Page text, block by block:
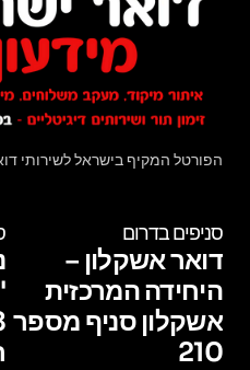
הפורטל המקיף בישראל לשירותי
סניפים בדרום
דואר אשקלון –
היחידה המרכזית
אשקלון סניף מספר
210